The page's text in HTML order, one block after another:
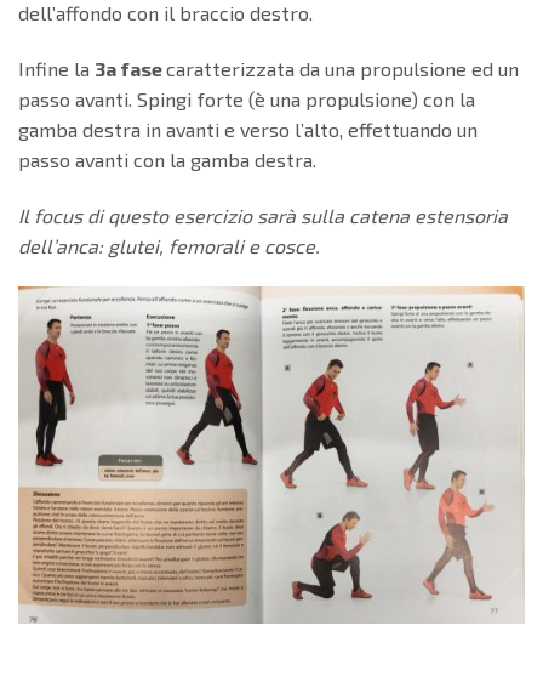
dell’affondo con il braccio destro.
Infine la 3a fasecaratterizzata da una propulsione ed un
passo avanti. Spingi forte (è una propulsione) con la
gamba destra in avanti e verso l’alto, effettuando un
passo avanti con la gamba destra.
Il focus di questo esercizio sarà sulla catena estensoria
dell’anca: glutei, femorali e cosce.